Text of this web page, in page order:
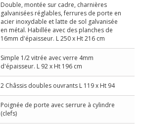
Double, montée sur cadre, charnières
galvanisées réglables, ferrures de porte en
acier inoxydable et latte de sol galvanisée
en métal. Habillée avec des planches de
16mm d'épaisseur. L 250 x Ht 216 cm
Simple 1/2 vitrée avec verre 4mm
d'épaisseur. L 92 x Ht 196 cm
2 Châssis doubles ouvrants L 119 x Ht 94
Poignée de porte avec serrure à cylindre
(clefs)